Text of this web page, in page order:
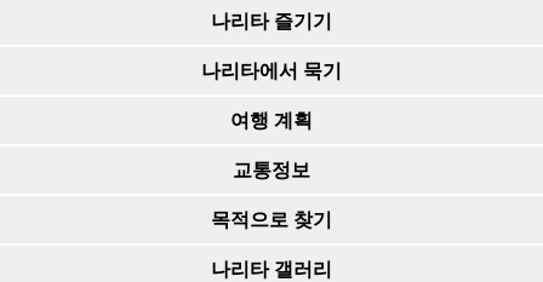
나리타 즐기기
나리타에서 묵기
여행 계획
교통정보
목적으로 찾기
나리타 갤러리